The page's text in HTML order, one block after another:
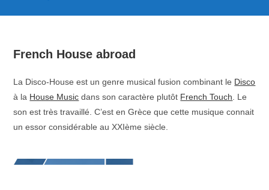
French House abroad
La Disco-House est un genre musical fusion combinant le Disco
à la House Music dans son caractère plutôt French Touch . Le
son est très travaillé. C’est en Grèce que cette musique connait
un essor considérable au XXIème siècle.